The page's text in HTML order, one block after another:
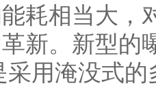
耗相当大，
新。新型的
采用淹没式